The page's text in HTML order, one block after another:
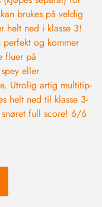
brukes på veldig
helt ned i klasse 3!
perfekt og kommer
fluer på
eller
Utrolig artig multitip-
helt ned til klasse 3-
full score! 6/6